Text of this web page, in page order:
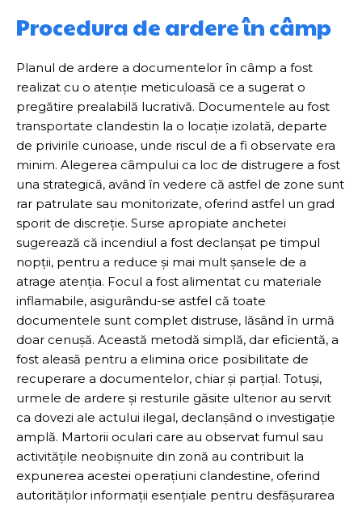
Procedura de ardere în câmp
Planul de ardere a documentelor în câmp a fost
realizat cu o atenție meticuloasă ce a sugerat o
pregătire prealabilă lucrativă. Documentele au fost
transportate clandestin la o locație izolată, departe
de privirile curioase, unde riscul de a fi observate era
minim. Alegerea câmpului ca loc de distrugere a fost
una strategică, având în vedere că astfel de zone sunt
rar patrulate sau monitorizate, oferind astfel un grad
sporit de discreție. Surse apropiate anchetei
sugerează că incendiul a fost declanșat pe timpul
nopții, pentru a reduce și mai mult șansele de a
atrage atenția. Focul a fost alimentat cu materiale
inflamabile, asigurându-se astfel că toate
documentele sunt complet distruse, lăsând în urmă
doar cenușă. Această metodă simplă, dar eficientă, a
fost aleasă pentru a elimina orice posibilitate de
recuperare a documentelor, chiar și parțial. Totuși,
urmele de ardere și resturile găsite ulterior au servit
ca dovezi ale actului ilegal, declanșând o investigație
amplă. Martorii oculari care au observat fumul sau
activitățile neobișnuite din zonă au contribuit la
expunerea acestei operațiuni clandestine, oferind
autorităților informații esențiale pentru desfășurarea